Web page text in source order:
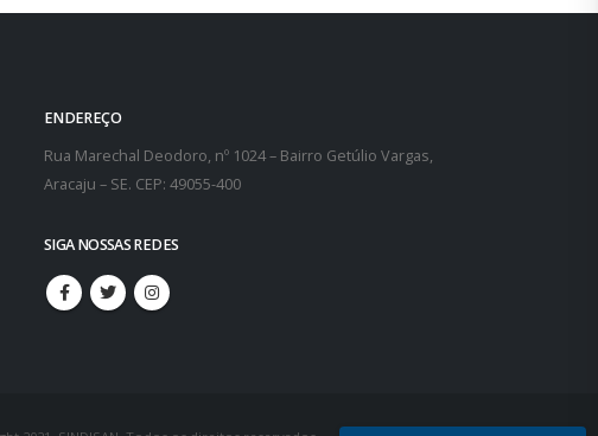
ENDEREÇO
Rua Marechal Deodoro, nº 1024 – Bairro Getúlio Vargas,
Aracaju – SE. CEP: 49055-400
SIGA NOSSAS REDES